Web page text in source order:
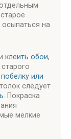
на
клеить обои,
или
следует
. Покраска
мелкие